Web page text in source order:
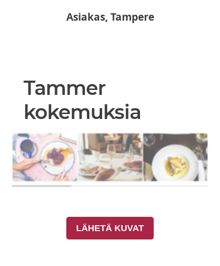
Asiakas, Tampere
Tammer
kokemuksia
LÄHETÄ KUVAT